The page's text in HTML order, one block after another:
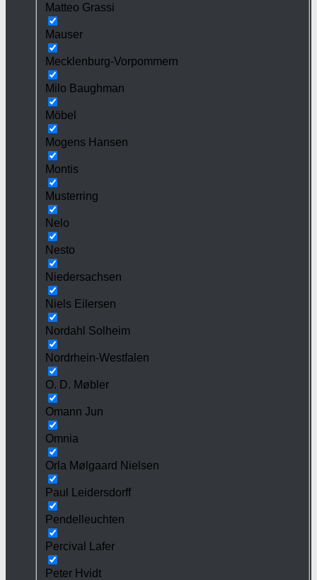
Matteo Grassi
Mauser
Mecklenburg-Vorpommern
Milo Baughman
Möbel
Mogens Hansen
Montis
Musterring
Nelo
Nesto
Niedersachsen
Niels Eilersen
Nordahl Solheim
Nordrhein-Westfalen
O. D. Møbler
Omann Jun
Omnia
Orla Mølgaard Nielsen
Paul Leidersdorff
Pendelleuchten
Percival Lafer
Peter Hvidt